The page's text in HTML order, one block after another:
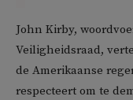
John Kirby,
Veiligheidsraad,
de Amerikaanse
respecteert om te